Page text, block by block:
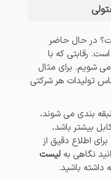
در حال حاضر
رقابتی که با
شویم. برای مثال
تولیدات هر شرکتی
بندی می شوند،
بیشتر باشد،
اطلاع دقیق از
نگاهی به لیست
داشته باشید.